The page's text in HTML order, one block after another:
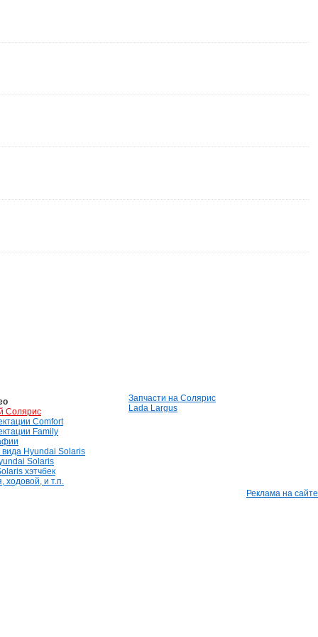
Солярис
Comfort
Family
Hyundai Solaris
Solaris
хэтчбек
ходовой, и т.п.
Запчасти на Солярис
Lada Largus
Реклама на сайте